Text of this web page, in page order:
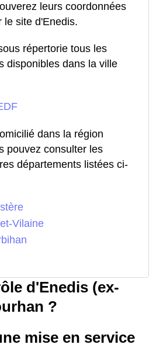
leurs coordonnées
le site d'Enedis.
répertorie tous les
disponibles dans la ville
dans la région
pouvez consulter les
départements listées ci-
Vilaine
d'Enedis (ex-
?
mise en service